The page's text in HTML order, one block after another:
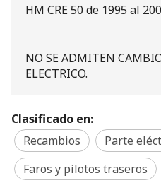
HM CRE 50 de 1995 al
NO SE ADMITEN
ELECTRICO.
Clasificado en:
Recambios
Parte
Faros y pilotos traseros